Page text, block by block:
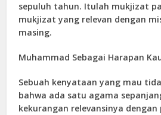
sepuluh tahun. Itulah mukjizat
mukjizat yang relevan dengan
masing.
Muhammad Sebagai Harapan
Sebuah kenyataan yang mau
bahwa ada satu agama
kekurangan relevansinya dengan